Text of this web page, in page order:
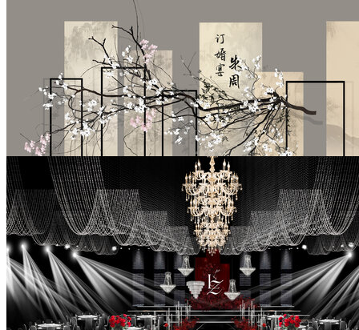
粉紫色婚礼手绘效果图￥99
新中式订婚宴婚礼手绘效果图 ￥88